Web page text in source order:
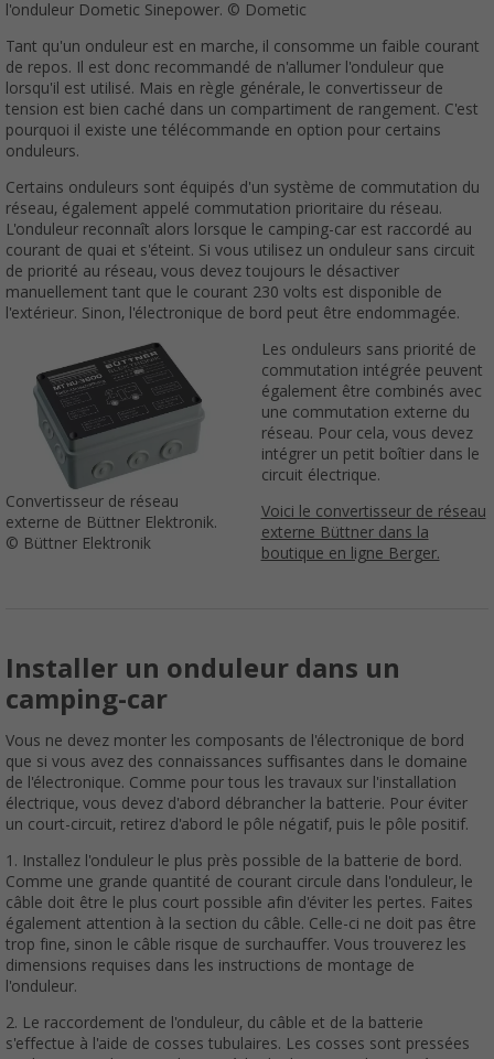
l'onduleur Dometic Sinepower. © Dometic
Tant qu'un onduleur est en marche, il consomme un faible courant
de repos. Il est donc recommandé de n'allumer l'onduleur que
lorsqu'il est utilisé. Mais en règle générale, le convertisseur de
tension est bien caché dans un compartiment de rangement. C'est
pourquoi il existe une télécommande en option pour certains
onduleurs.
Certains onduleurs sont équipés d'un système de commutation du
réseau, également appelé commutation prioritaire du réseau.
L'onduleur reconnaît alors lorsque le camping-car est raccordé au
courant de quai et s'éteint. Si vous utilisez un onduleur sans circuit
de priorité au réseau, vous devez toujours le désactiver
manuellement tant que le courant 230 volts est disponible de
l'extérieur. Sinon, l'électronique de bord peut être endommagée.
Convertisseur de réseau
externe de Büttner Elektronik.
© Büttner Elektronik
Les onduleurs sans priorité de
commutation intégrée peuvent
également être combinés avec
une commutation externe du
réseau. Pour cela, vous devez
intégrer un petit boîtier dans le
circuit électrique.
Voici le convertisseur de réseau
externe Büttner dans la
boutique en ligne Berger.
Installer un onduleur dans un
camping-car
Vous ne devez monter les composants de l'électronique de bord
que si vous avez des connaissances suffisantes dans le domaine
de l'électronique. Comme pour tous les travaux sur l'installation
électrique, vous devez d'abord débrancher la batterie. Pour éviter
un court-circuit, retirez d'abord le pôle négatif, puis le pôle positif.
1. Installez l'onduleur le plus près possible de la batterie de bord.
Comme une grande quantité de courant circule dans l'onduleur, le
câble doit être le plus court possible afin d'éviter les pertes. Faites
également attention à la section du câble. Celle-ci ne doit pas être
trop fine, sinon le câble risque de surchauffer. Vous trouverez les
dimensions requises dans les instructions de montage de
l'onduleur.
2. Le raccordement de l'onduleur, du câble et de la batterie
s'effectue à l'aide de cosses tubulaires. Les cosses sont pressées